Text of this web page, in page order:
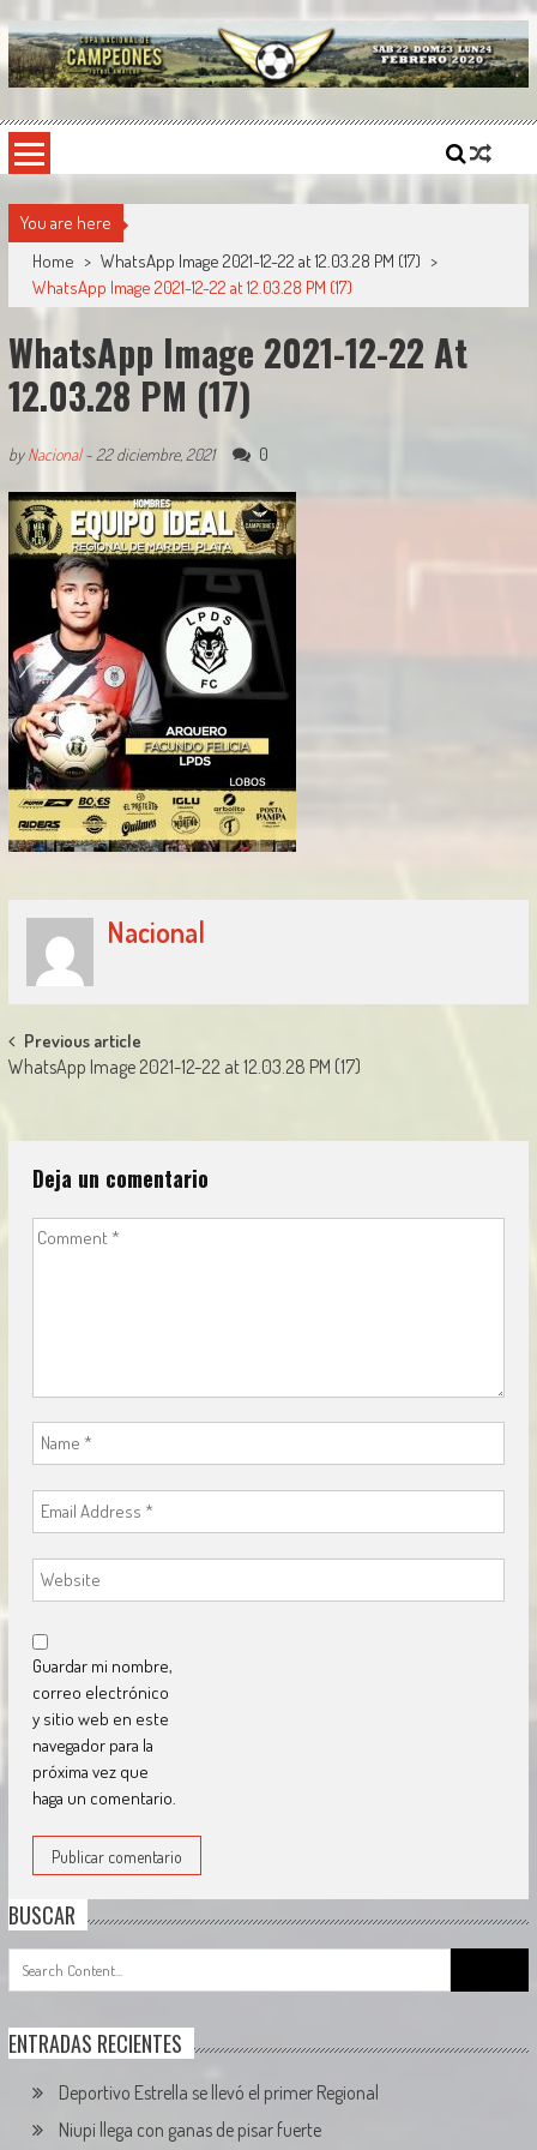
to
content
Copa Nacional de Campeones
You are here
Home > WhatsApp Image 2021-12-22 at 12.03.28 PM (17) >
WhatsApp Image 2021-12-22 at 12.03.28 PM (17)
WhatsApp Image 2021-12-22 At
12.03.28 PM (17)
byNacional- 22 diciembre, 2021 0
Nacional
Post
navigation
Previous article
WhatsApp Image 2021-12-22 at 12.03.28 PM (17)
Deja un comentario
Guardar mi nombre,
correo electrónico
y sitio web en este
navegador para la
próxima vez que
haga un comentario.
BUSCAR
for:
ENTRADAS RECIENTES
Deportivo Estrella se llevó el primer Regional
Niupi llega con ganas de pisar fuerte